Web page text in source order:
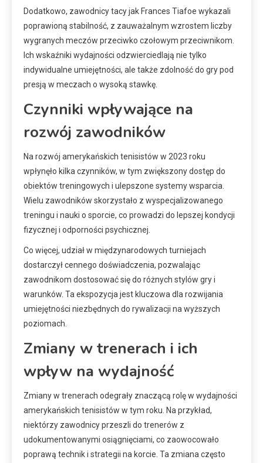
Dodatkowo, zawodnicy tacy jak Frances Tiafoe wykazali
poprawioną stabilność, z zauważalnym wzrostem liczby
wygranych meczów przeciwko czołowym przeciwnikom.
Ich wskaźniki wydajności odzwierciedlają nie tylko
indywidualne umiejętności, ale także zdolność do gry pod
presją w meczach o wysoką stawkę.
Czynniki wpływające na
rozwój zawodników
Na rozwój amerykańskich tenisistów w 2023 roku
wpłynęło kilka czynników, w tym zwiększony dostęp do
obiektów treningowych i ulepszone systemy wsparcia.
Wielu zawodników skorzystało z wyspecjalizowanego
treningu i nauki o sporcie, co prowadzi do lepszej kondycji
fizycznej i odporności psychicznej.
Co więcej, udział w międzynarodowych turniejach
dostarczył cennego doświadczenia, pozwalając
zawodnikom dostosować się do różnych stylów gry i
warunków. Ta ekspozycja jest kluczowa dla rozwijania
umiejętności niezbędnych do rywalizacji na wyższych
poziomach.
Zmiany w trenerach i ich
wpływ na wydajność
Zmiany w trenerach odegrały znaczącą rolę w wydajności
amerykańskich tenisistów w tym roku. Na przykład,
niektórzy zawodnicy przeszli do trenerów z
udokumentowanymi osiągnięciami, co zaowocowało
poprawą technik i strategii na korcie. Ta zmiana często